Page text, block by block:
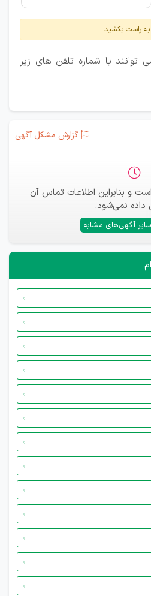
راست بکشید
توانند با شماره تلفن های زیر
گزارش مشکل آگهی
و بنابراین اطلاعات تماس آن
داده نمی‌شود.
آگهی‌های مشابه